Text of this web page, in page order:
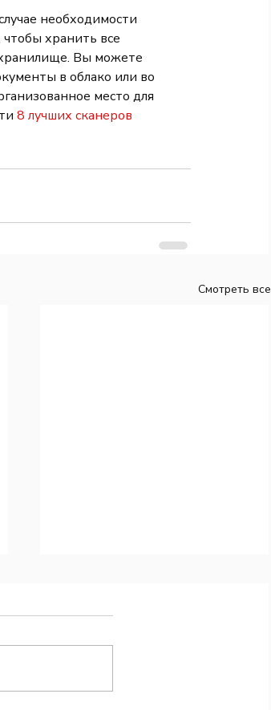
необходимости
хранить все
Вы можете
в облако или во
место для
8 лучших сканеров
Смотреть все